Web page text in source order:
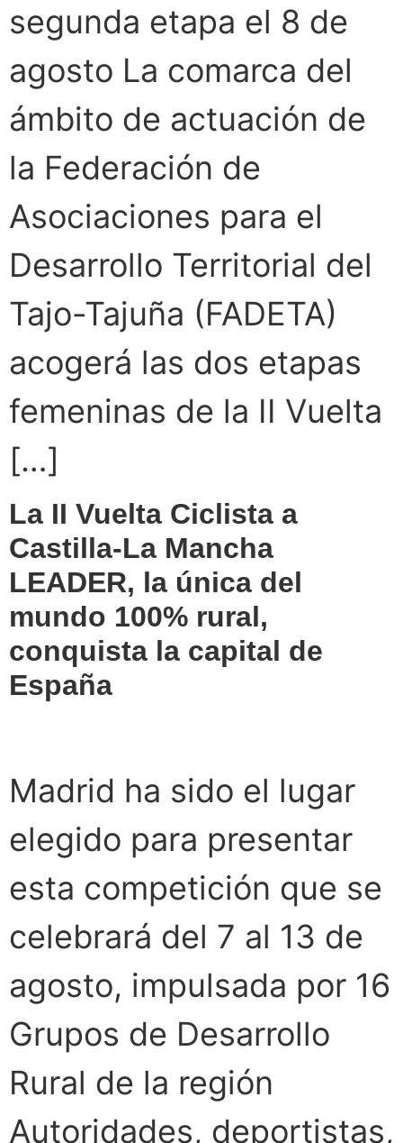
segunda etapa el 8 de
agosto La comarca del
ámbito de actuación de
la Federación de
Asociaciones para el
Desarrollo Territorial del
Tajo-Tajuña (FADETA)
acogerá las dos etapas
femeninas de la II Vuelta
[…]
La II Vuelta Ciclista a
Castilla-La Mancha
LEADER, la única del
mundo 100% rural,
conquista la capital de
España
Madrid ha sido el lugar
elegido para presentar
esta competición que se
celebrará del 7 al 13 de
agosto, impulsada por 16
Grupos de Desarrollo
Rural de la región
Autoridades, deportistas,